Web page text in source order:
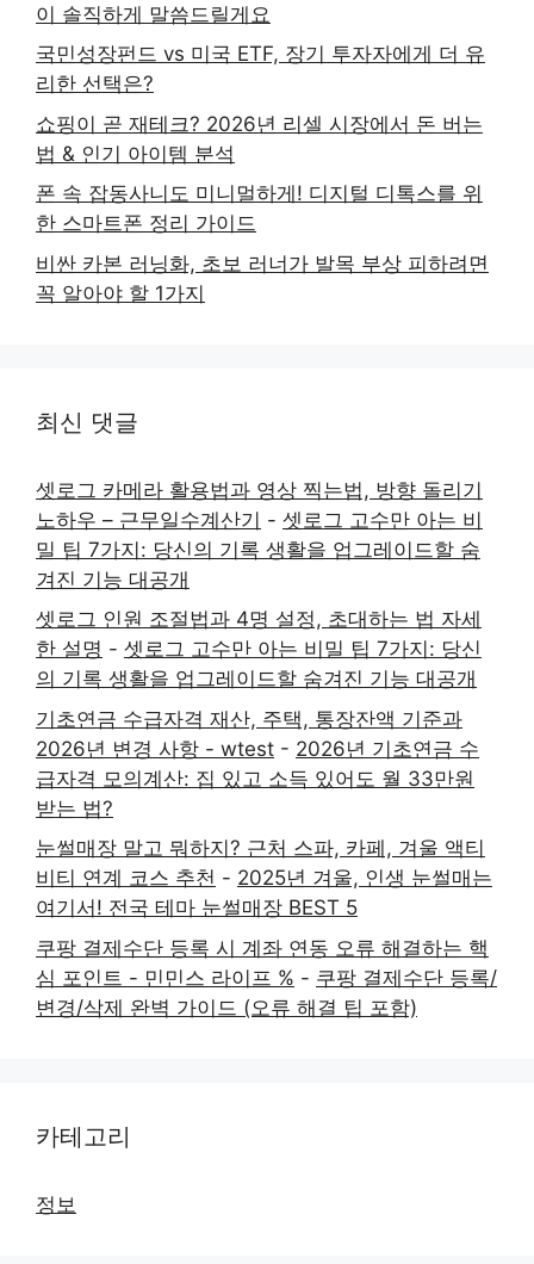
이 솔직하게 말씀드릴게요
국민성장펀드 vs 미국 ETF, 장기 투자자에게 더 유
리한 선택은?
쇼핑이 곧 재테크? 2026년 리셀 시장에서 돈 버는
법 & 인기 아이템 분석
폰 속 잡동사니도 미니멀하게! 디지털 디톡스를 위
한 스마트폰 정리 가이드
비싼 카본 러닝화, 초보 러너가 발목 부상 피하려면
꼭 알아야 할 1가지
최신 댓글
셋로그 카메라 활용법과 영상 찍는법, 방향 돌리기
노하우 – 근무일수계산기 - 셋로그 고수만 아는 비
밀 팁 7가지: 당신의 기록 생활을 업그레이드할 숨
겨진 기능 대공개
셋로그 인원 조절법과 4명 설정, 초대하는 법 자세
한 설명 - 셋로그 고수만 아는 비밀 팁 7가지: 당신
의 기록 생활을 업그레이드할 숨겨진 기능 대공개
기초연금 수급자격 재산, 주택, 통장잔액 기준과
2026년 변경 사항 - wtest - 2026년 기초연금 수
급자격 모의계산: 집 있고 소득 있어도 월 33만원
받는 법?
눈썰매장 말고 뭐하지? 근처 스파, 카페, 겨울 액티
비티 연계 코스 추천 - 2025년 겨울, 인생 눈썰매는
여기서! 전국 테마 눈썰매장 BEST 5
쿠팡 결제수단 등록 시 계좌 연동 오류 해결하는 핵
심 포인트 - 민민스 라이프 % - 쿠팡 결제수단 등록/
변경/삭제 완벽 가이드 (오류 해결 팁 포함)
카테고리
정보